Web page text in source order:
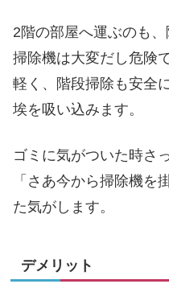
2階の部屋へ運ぶのも
掃除機は大変だし危険
軽く、階段掃除も安全
埃を吸い込みます。
ゴミに気がついた時さ
「さあ今から掃除機を
た気がします。
デメリット